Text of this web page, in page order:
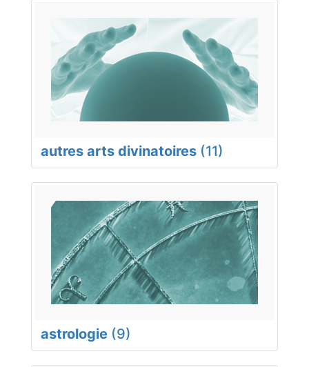
autres arts divinatoires (11)
astrologie (9)